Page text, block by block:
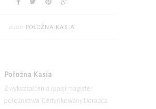
autor POŁOŻNA KASIA
Położna Kasia
Z wykształcenia i pasji magister
położnictwa. Certyfikowany Doradca